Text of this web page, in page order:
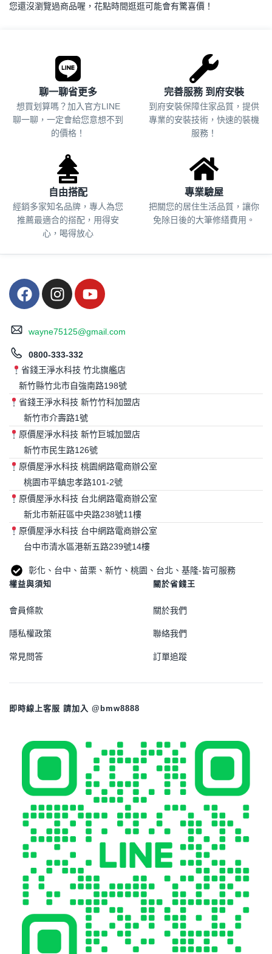
您還沒瀏覽過商品喔，花點時間逛逛可能會有驚喜價！
聊一聊省更多
想買划算嗎？加入官方LINE
聊一聊，一定會給您意想不到
的價格！
完善服務 到府安裝
到府安裝保障住家品質，提供
專業的安裝技術，快速的裝機
服務！
自由搭配
經銷多家知名品牌，專人為您
推薦最適合的搭配，用得安
心，喝得放心
專業驗屋
把關您的居住生活品質， 讓你
免除日後的大筆修繕費用。
wayne75125@gmail.com
0800-333-332
省錢王淨水科技 竹北旗艦店
新竹縣竹北市自強南路198號
省錢王淨水科技 新竹竹科加盟店
新竹市介壽路1號
原價屋淨水科技 新竹巨城加盟店
新竹市民生路126號
原價屋淨水科技 桃園網路電商辦公室
桃園市平鎮忠孝路101-2號
原價屋淨水科技 台北網路電商辦公室
新北市新莊區中央路238號11樓
原價屋淨水科技 台中網路電商辦公室
台中市清水區港新五路239號14樓
彰化、台中、苗栗、新竹、桃園、台北、基隆-皆可服務
權益與須知
會員條款
隱私權政策
常見問答
關於省錢王
關於我們
聯絡我們
訂單追蹤
即時線上客服 請加入 @bmw8888